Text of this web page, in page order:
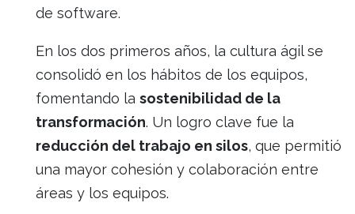
de software.
En los dos primeros años, la cultura ágil se
consolidó en los hábitos de los equipos,
fomentando la sostenibilidad de la
transformación. Un logro clave fue la
reducción del trabajo en silos, que permitió
una mayor cohesión y colaboración entre
áreas y los equipos.